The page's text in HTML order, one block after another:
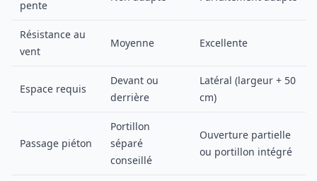
pente
Résistance au
vent
Moyenne Excellente
Espace requis
Devant ou
derrière
Latéral (largeur + 50
cm)
Passage piéton
Portillon
séparé
conseillé
Ouverture partielle
ou portillon intégré